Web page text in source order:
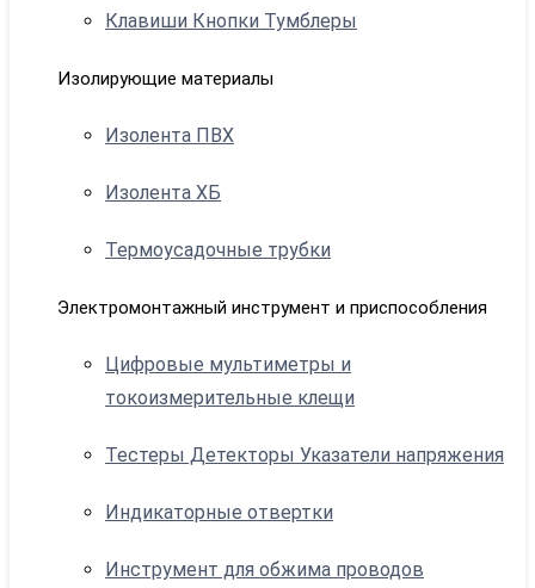
Клавиши Кнопки Тумблеры
Изолирующие материалы
Изолента ПВХ
Изолента ХБ
Термоусадочные трубки
Электромонтажный инструмент и приспособления
Цифровые мультиметры и
токоизмерительные клещи
Тестеры Детекторы Указатели напряжения
Индикаторные отвертки
Инструмент для обжима проводов